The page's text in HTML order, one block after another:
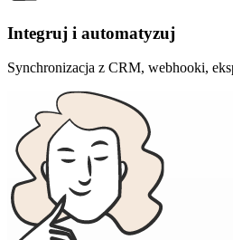
Integruj i automatyzuj
Synchronizacja z CRM, webhooki,